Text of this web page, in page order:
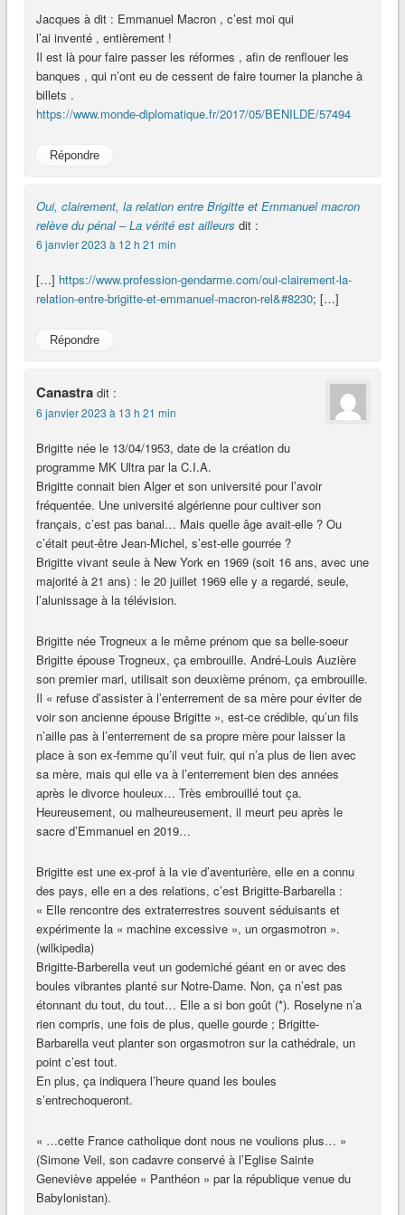
Jacques à dit : Emmanuel Macron , c’est moi qui
l’ai inventé , entièrement !
Il est là pour faire passer les réformes , afin de renflouer les
banques , qui n’ont eu de cessent de faire tourner la planche à
billets .
https://www.monde-diplomatique.fr/2017/05/BENILDE/57494
Répondre
Oui, clairement, la relation entre Brigitte et Emmanuel macron
relève du pénal – La vérité est ailleurs dit :
6 janvier 2023 à 12 h 21 min
[…] https://www.profession-gendarme.com/oui-clairement-la-
relation-entre-brigitte-et-emmanuel-macron-rel&#8230; […]
Répondre
Canastra dit :
6 janvier 2023 à 13 h 21 min
Brigitte née le 13/04/1953, date de la création du
programme MK Ultra par la C.I.A.
Brigitte connait bien Alger et son université pour l’avoir
fréquentée. Une université algérienne pour cultiver son
français, c’est pas banal… Mais quelle âge avait-elle ? Ou
c’était peut-être Jean-Michel, s’est-elle gourrée ?
Brigitte vivant seule à New York en 1969 (soit 16 ans, avec une
majorité à 21 ans) : le 20 juillet 1969 elle y a regardé, seule,
l’alunissage à la télévision.
Brigitte née Trogneux a le même prénom que sa belle-soeur
Brigitte épouse Trogneux, ça embrouille. André-Louis Auzière
son premier mari, utilisait son deuxième prénom, ça embrouille.
Il « refuse d’assister à l’enterrement de sa mère pour éviter de
voir son ancienne épouse Brigitte », est-ce crédible, qu’un fils
n’aille pas à l’enterrement de sa propre mère pour laisser la
place à son ex-femme qu’il veut fuir, qui n’a plus de lien avec
sa mère, mais qui elle va à l’enterrement bien des années
après le divorce houleux… Très embrouillé tout ça.
Heureusement, ou malheureusement, il meurt peu après le
sacre d’Emmanuel en 2019…
Brigitte est une ex-prof à la vie d’aventurière, elle en a connu
des pays, elle en a des relations, c’est Brigitte-Barbarella :
« Elle rencontre des extraterrestres souvent séduisants et
expérimente la « machine excessive », un orgasmotron ».
(wilkipedia)
Brigitte-Barberella veut un godemiché géant en or avec des
boules vibrantes planté sur Notre-Dame. Non, ça n’est pas
étonnant du tout, du tout… Elle a si bon goût (*). Roselyne n’a
rien compris, une fois de plus, quelle gourde ; Brigitte-
Barbarella veut planter son orgasmotron sur la cathédrale, un
point c’est tout.
En plus, ça indiquera l’heure quand les boules
s’entrechoqueront.
« …cette France catholique dont nous ne voulions plus… »
(Simone Veil, son cadavre conservé à l’Eglise Sainte
Geneviève appelée « Panthéon » par la république venue du
Babylonistan).